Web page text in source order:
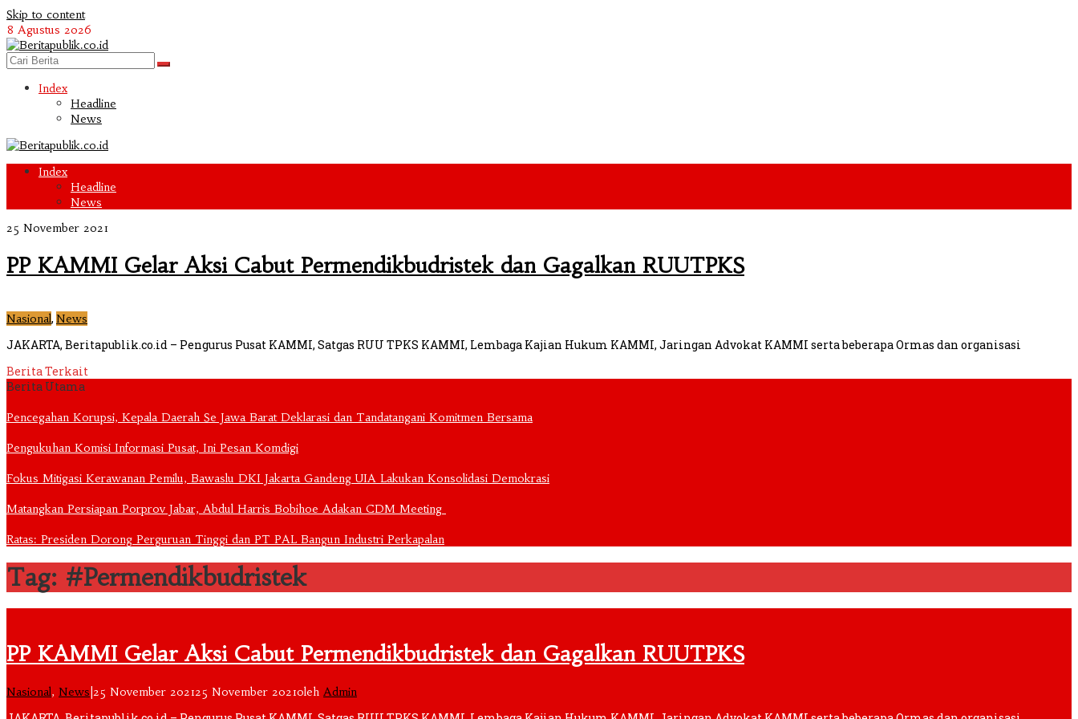
Skip to content
8 Agustus 2026
Index
Headline
News
Index
Headline
News
25 November 2021
PP KAMMI Gelar Aksi Cabut Permendikbudristek dan Gagalkan RUUTPKS
Nasional, News
JAKARTA, Beritapublik.co.id – Pengurus Pusat KAMMI, Satgas RUU TPKS KAMMI, Lembaga Kajian Hukum KAMMI, Jaringan Advokat KAMMI serta beberapa Ormas dan organisasi
Berita Terkait
Berita Utama
Pencegahan Korupsi, Kepala Daerah Se Jawa Barat Deklarasi dan Tandatangani Komitmen Bersama
Pengukuhan Komisi Informasi Pusat, Ini Pesan Komdigi
Fokus Mitigasi Kerawanan Pemilu, Bawaslu DKI Jakarta Gandeng UIA Lakukan Konsolidasi Demokrasi
Matangkan Persiapan Porprov Jabar, Abdul Harris Bobihoe Adakan CDM Meeting
Ratas: Presiden Dorong Perguruan Tinggi dan PT PAL Bangun Industri Perkapalan
Tag: #Permendikbudristek
PP KAMMI Gelar Aksi Cabut Permendikbudristek dan Gagalkan RUUTPKS
Nasional, News 25 November 202125 November 2021oleh Admin